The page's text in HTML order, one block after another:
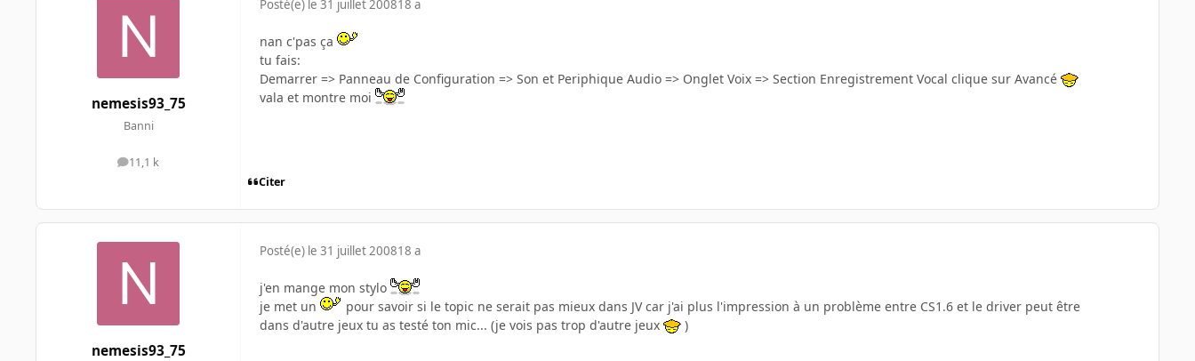
nemesis93_75
Banni
11,1 k
messages
Posté(e) le 31 juillet 200818 a
nan c'pas ça
tu fais:
Demarrer => Panneau de Configuration => Son et Periphique Audio => Onglet Voix => Section Enregistrement Vocal clique sur Avancé
vala et montre moi
Citer
nemesis93_75
Posté(e) le 31 juillet 200818 a
j'en mange mon stylo
je met un
pour savoir si le topic ne serait pas mieux dans JV car j'ai plus l'impression à un problème entre CS1.6 et le driver peut être
dans d'autre jeux tu as testé ton mic... (je vois pas trop d'autre jeux
)